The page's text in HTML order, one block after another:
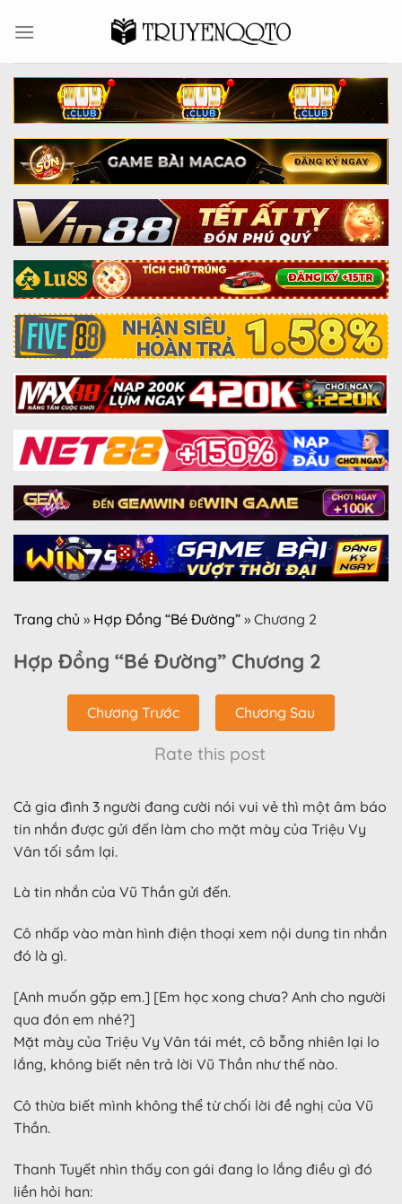
Trang chủ » Hợp Đồng “Bé Đường” » Chương 2
Hợp Đồng “Bé Đường” Chương 2
Chương Trước Chương Sau
Rate this post
Cả gia đình 3 người đang cười nói vui vẻ thì một âm báo
tin nhắn được gửi đến làm cho mặt mày của Triệu Vy
Vân tối sầm lại.
Là tin nhắn của Vũ Thần gửi đến.
Cô nhấp vào màn hình điện thoại xem nội dung tin nhắn
đó là gì.
[Anh muốn gặp em.] [Em học xong chưa? Anh cho người
qua đón em nhé?]
Mặt mày của Triệu Vy Vân tái mét, cô bỗng nhiên lại lo
lắng, không biết nên trả lời Vũ Thần như thế nào.
Cô thừa biết mình không thể từ chối lời đề nghị của Vũ
Thần.
Thanh Tuyết nhìn thấy con gái đang lo lắng điều gì đó
liền hỏi han: